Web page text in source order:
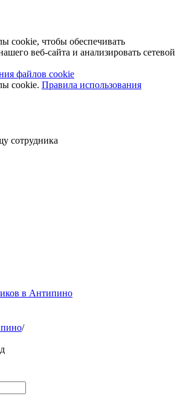
cookie, чтобы обеспечивать
веб-сайта и анализировать сетевой
файлов cookie
cookie. Правила использования
сотрудника
в Антипино
/